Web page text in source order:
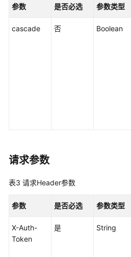
模
调
源
管
权
限
参数 是否必选 参数类型
cascade 否 Boolean
请求参数
表3 请求Header参数
参数 是否必选 参数类型
X-Auth-
Token
是 String